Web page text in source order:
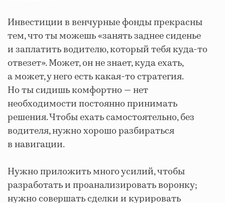
Инвестиции в венчурные фонды прекрасны
тем, что ты можешь «занять заднее сиденье
и заплатить водителю, который тебя куда-то
отвезет». Может, он не знает, куда ехать,
а может, у него есть какая-то стратегия.
Но ты сидишь комфортно — нет
необходимости постоянно принимать
решения. Чтобы ехать самостоятельно, без
водителя, нужно хорошо разбираться
в навигации.
Нужно приложить много усилий, чтобы
разработать и проанализировать воронку;
нужно совершать сделки и курировать